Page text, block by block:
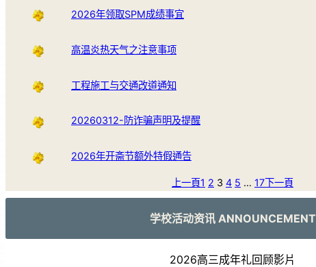
2026年领取SPM成绩事宜
高温炎热天气之注意事项
工程施工与交通改道通知
20260312-防诈骗声明及提醒
2026年开斋节额外特假通告
上一頁1 2 3 4 5 … 17下一頁
学校活动资讯 ANNOUNCEMENT
2026高三成年礼回顾影片